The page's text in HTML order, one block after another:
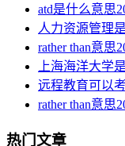
atd是什么意思
人力资源管理
rather than意思
上海海洋大学
远程教育可以
rather than意思
热门文章